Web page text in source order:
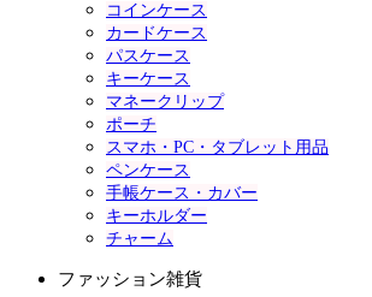
コインケース
カードケース
パスケース
キーケース
マネークリップ
ポーチ
スマホ・PC・タブレット用品
ペンケース
手帳ケース・カバー
キーホルダー
チャーム
ファッション雑貨